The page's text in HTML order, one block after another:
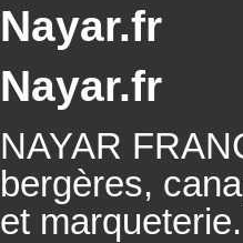
Nayar.fr
Nayar.fr
NAYAR
bergères,
et marqueterie.